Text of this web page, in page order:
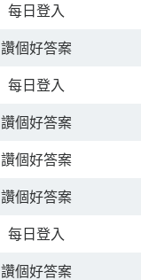
每日登入
讚個好答案
每日登入
讚個好答案
讚個好答案
讚個好答案
每日登入
讚個好答案